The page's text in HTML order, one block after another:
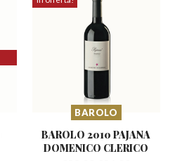
BAROLO
BAROLO 2010 PAJANA
DOMENICO CLERICO